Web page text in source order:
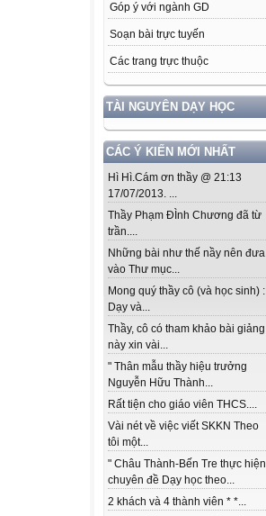
Góp ý với ngành GD
Soạn bài trực tuyến
Các trang trực thuộc
TÀI NGUYÊN DẠY HỌC
CÁC Ý KIẾN MỚI NHẤT
Hì Hì.Cám ơn thầy @ 21:13
17/07/2013. ...
Thầy Phạm ĐÌnh Chương đã từ
trần....
Những bài như thế nầy nên đưa
vào Thư mục...
Mong quý thầy cô (và học sinh) :
Dạy và...
Thầy, cô có tham khảo bài giảng
này xin vài...
" Thân mẫu thầy hiệu trưởng
Nguyễn Hữu Thành...
Rất tiện cho giáo viên THCS....
Vài nét về việc viết SKKN Theo
tôi một...
" Châu Thành-Bến Tre thực hiện
chuyên đề Dạy học theo...
2 khách và 4 thành viên * *...